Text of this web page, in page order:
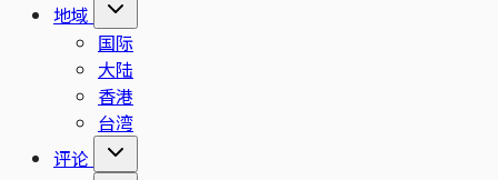
地域
国际
大陆
香港
台湾
评论